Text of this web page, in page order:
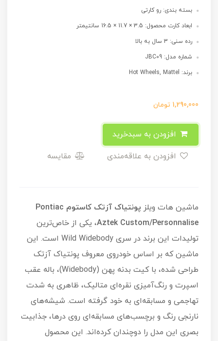
بسته بندی: رو کارتی
ابعاد کارت محصول: 3.5 × 11.7 × 16.5 سانتیمتر
رده سنی: 3 سال به بالا
شماره مدل: JBC09
برند: Hot Wheels, Mattel
1,290,000 تومان
مقایسه
ماشین هات ویلز
پونتیاک آزتک کاستوم Pontiac
Aztek Custom/Personnalise، یکی از خاص‌ترین
تولیدات این برند در سری Wild Widebody است. این
ماشین که بر اساس خودروی معروف پونتیاک آزتک
طراحی شده، با کیت بدنه پهن (Widebody)، باله عقب
اسپرت و رنگ‌آمیزی نقره‌ای متالیک، ظاهری به شدت
تهاجمی و مسابقه‌ای به خود گرفته است. شیشه‌های
نارنجی رنگ و برچسب‌های مسابقه‌ای روی درها، جذابیت
بصری این مدل را دوچندان کرده‌اند. این محصول